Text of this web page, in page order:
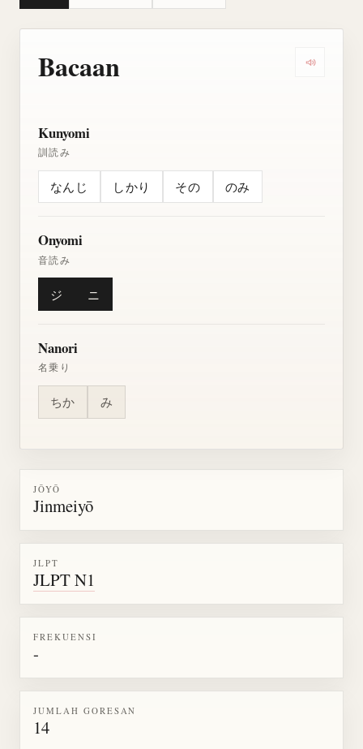
Bacaan
Kunyomi
訓読み
なんじ しかり その のみ
Onyomi
音読み
ジ ニ
Nanori
名乗り
ちか み
JŌYŌ
Jinmeiyō
JLPT
JLPT N1
FREKUENSI
-
JUMLAH GORESAN
14